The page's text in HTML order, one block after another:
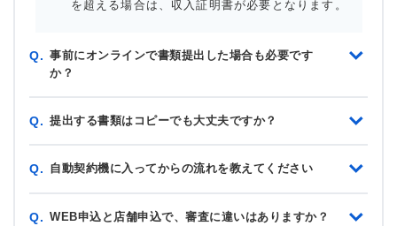
を超える場合は、収入証明書が必要となります。
Q. 事前にオンラインで書類提出した場合も必要です
か？
Q. 提出する書類はコピーでも大丈夫ですか？
Q. 自動契約機に入ってからの流れを教えてください
Q. WEB申込と店舗申込で、審査に違いはありますか？